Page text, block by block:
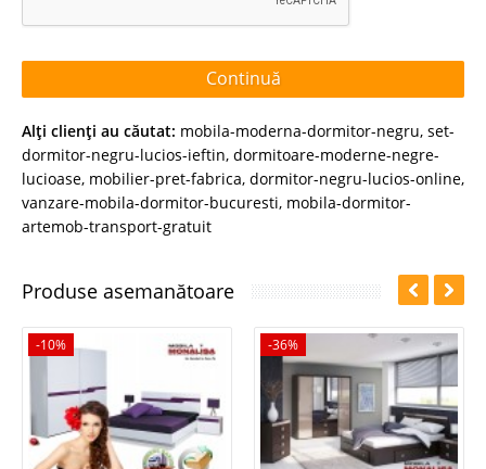
Continuă
Alţi clienţi au căutat: mobila-moderna-dormitor-negru, set-
dormitor-negru-lucios-ieftin, dormitoare-moderne-negre-
lucioase, mobilier-pret-fabrica, dormitor-negru-lucios-online,
vanzare-mobila-dormitor-bucuresti, mobila-dormitor-
artemob-transport-gratuit
Produse asemanătoare
-10% -36%